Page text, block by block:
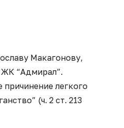
Макагонову,
ЖК “Адмирал”.
легкого
(ч. 2 ст. 213